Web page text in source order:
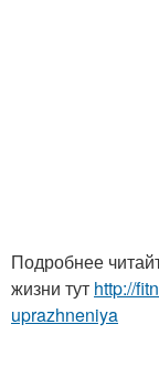
Подробнее
жизни тут http://
uprazhneniya